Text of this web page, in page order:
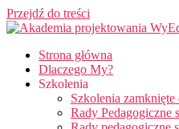
Przejdź do treści
Strona główna
Dlaczego My?
Szkolenia
Szkolenia zamknięte
Rady Pedagogiczne